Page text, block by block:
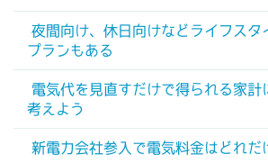
夜間向け、休日向けなどライフスタ
プランもある
電気代を見直すだけで得られる家計
考えよう
新電力会社参入で電気料金はどれだ